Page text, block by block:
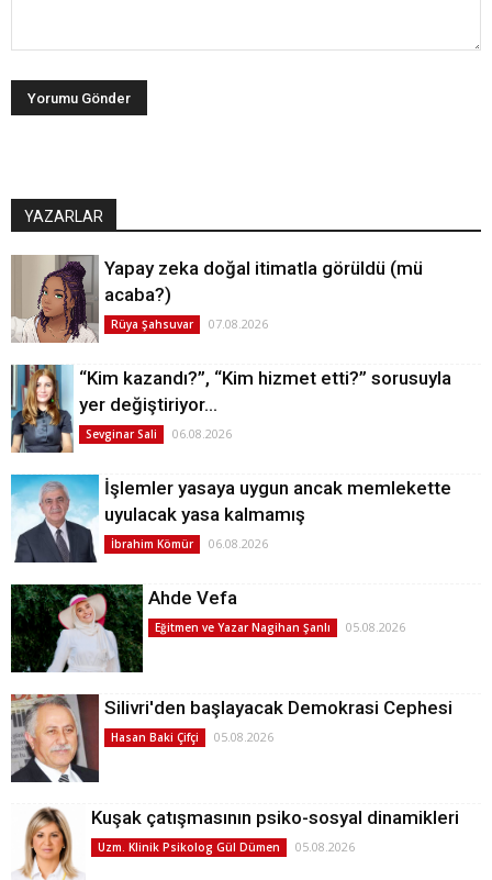
YAZARLAR
Yapay zeka doğal itimatla görüldü (mü
acaba?)
Rüya Şahsuvar 07.08.2026
“Kim kazandı?”, “Kim hizmet etti?” sorusuyla
yer değiştiriyor…
Sevginar Sali 06.08.2026
İşlemler yasaya uygun ancak memlekette
uyulacak yasa kalmamış
İbrahim Kömür 06.08.2026
Ahde Vefa
Eğitmen ve Yazar Nagihan Şanlı 05.08.2026
Silivri'den başlayacak Demokrasi Cephesi
Hasan Baki Çifçi 05.08.2026
Kuşak çatışmasının psiko-sosyal dinamikleri
Uzm. Klinik Psikolog Gül Dümen 05.08.2026